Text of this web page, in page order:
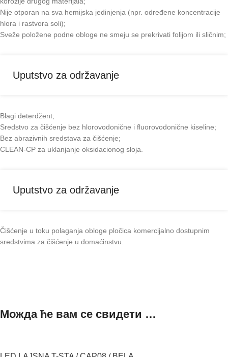
Nije otporan na sva hemijska jedinjenja (npr. određene koncentracije
hlora i rastvora soli);
Sveže položene podne obloge ne smeju se prekrivati folijom ili sličnim;
Uputstvo za održavanje
Blagi deterdžent;
Sredstvo za čišćenje bez hlorovodonične i fluorovodonične kiseline;
Bez abrazivnih sredstava za čišćenje;
CLEAN-CP za uklanjanje oksidacionog sloja.
Uputstvo za održavanje
Čišćenje u toku polaganja obloge pločica komercijalno dostupnim
sredstvima za čišćenje u domaćinstvu.
Можда ће вам се свидети …